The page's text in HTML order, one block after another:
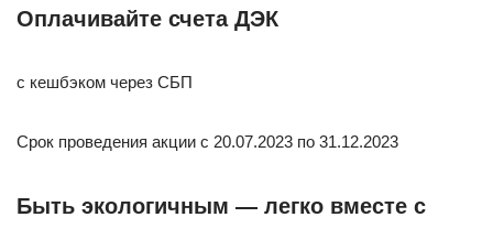
Оплачивайте счета ДЭК
с кешбэком через СБП
Срок проведения акции с 20.07.2023 по 31.12.2023
Быть экологичным — легко вместе с